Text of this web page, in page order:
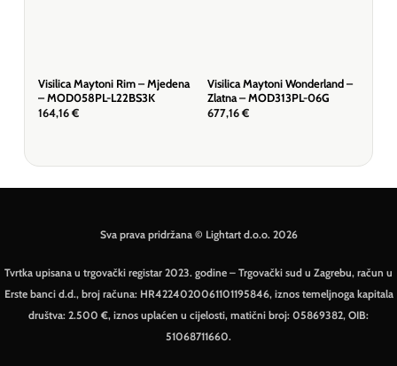
Visilica Maytoni Rim – Mjedena
– MOD058PL-L22BS3K
164,16 €
Visilica Maytoni Wonderland –
Zlatna – MOD313PL-06G
677,16 €
Sva prava pridržana © Lightart d.o.o. 2026
Tvrtka upisana u trgovački registar 2023. godine – Trgovački sud u Zagrebu, račun u
Erste banci d.d., broj računa: HR4224020061101195846, iznos temeljnoga kapitala
društva: 2.500 €, iznos uplaćen u cijelosti, matični broj: 05869382, OIB:
51068711660.